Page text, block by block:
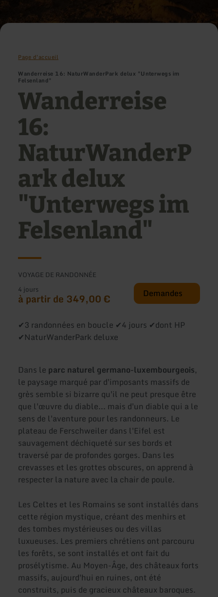
Page d'accueil
Wanderreise 16: NaturWanderPark delux "Unterwegs im
Felsenland"
Wanderreise
16:
NaturWanderP
ark delux
"Unterwegs im
Felsenland"
VOYAGE DE RANDONNÉE
4 jours
à partir de 349,00 € Demandes
✔3 randonnées en boucle ✔4 jours ✔dont HP
✔NaturWanderPark deluxe
Dans le parc naturel germano-luxembourgeois,
le paysage marqué par d'imposants massifs de
grès semble si bizarre qu'il ne peut presque être
que l'œuvre du diable... mais d'un diable qui a le
sens de l'aventure pour les randonneurs. Le
plateau de Ferschweiler dans l'Eifel est
sauvagement déchiqueté sur ses bords et
traversé par de profondes gorges. Dans les
crevasses et les grottes obscures, on apprend à
respecter la nature avec la chair de poule.
Les Celtes et les Romains se sont installés dans
cette région mystique, créant des menhirs et
des tombes mystérieuses ou des villas
luxueuses. Les premiers chrétiens ont parcouru
les forêts, se sont installés et ont fait du
prosélytisme. Au Moyen-Âge, des châteaux forts
massifs, aujourd'hui en ruines, ont été
construits, puis de gracieux châteaux baroques.